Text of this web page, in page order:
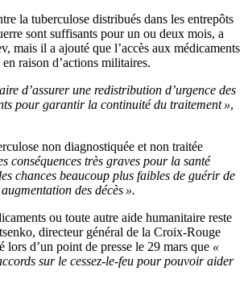
la tuberculose distribués dans les entrepôts
sont suffisants pour un ou deux mois, a
mais il a ajouté que l’accès aux médicaments
raison d’actions militaires.
d’assurer une redistribution d’urgence des
pour garantir la continuité du traitement »,
non diagnostiquée et non traitée
conséquences très graves pour la santé
chances beaucoup plus faibles de guérir de
des décès ».
ou toute autre aide humanitaire reste
directeur général de la Croix-Rouge
lors d’un point de presse le 29 mars que «
sur le cessez-le-feu pour pouvoir aider